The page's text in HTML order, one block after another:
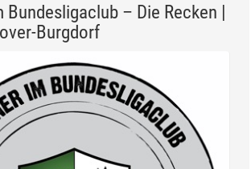
Bundesligaclub – Die Recken |
Burgdorf